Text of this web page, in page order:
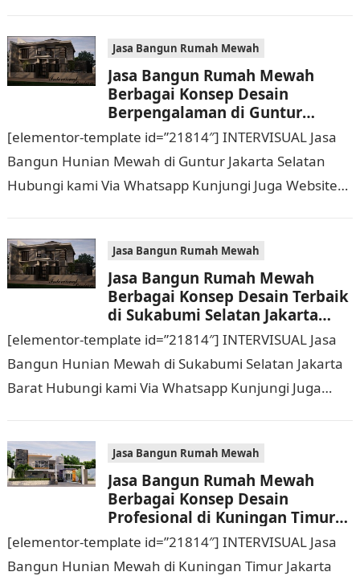
Jasa Bangun Rumah Mewah
Jasa Bangun Rumah Mewah
Berbagai Konsep Desain
Berpengalaman di Guntur
Jakarta Selatan Hubungi 0811
9933 588
[elementor-template id=”21814″] INTERVISUAL Jasa
Bangun Hunian Mewah di Guntur Jakarta Selatan
Hubungi kami Via Whatsapp Kunjungi Juga Website
Jasa Bangun Rumah Mewah
Jasa Bangun Rumah Mewah
Berbagai Konsep Desain Terbaik
di Sukabumi Selatan Jakarta
Barat Hubungi 0811 9933 588
[elementor-template id=”21814″] INTERVISUAL Jasa
Bangun Hunian Mewah di Sukabumi Selatan Jakarta
Barat Hubungi kami Via Whatsapp Kunjungi Juga
Jasa Bangun Rumah Mewah
Jasa Bangun Rumah Mewah
Berbagai Konsep Desain
Profesional di Kuningan Timur
Jakarta Selatan Hubungi 0811
9933 588
[elementor-template id=”21814″] INTERVISUAL Jasa
Bangun Hunian Mewah di Kuningan Timur Jakarta